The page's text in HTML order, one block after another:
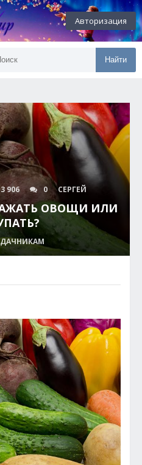
Авторизация
Найти
3 906 0 СЕРГЕЙ
ОВОЩИ ИЛИ